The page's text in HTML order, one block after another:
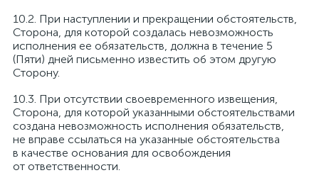
При наступлении и прекращении обстоятельств,
Сторона, для которой создалась невозможность
исполнения ее обязательств, должна в течение 5
(Пяти) дней письменно известить об этом другую
Сторону.
При отсутствии своевременного извещения,
Сторона, для которой указанными обстоятельствами
создана невозможность исполнения обязательств,
не вправе ссылаться на указанные обстоятельства
в качестве основания для освобождения
от ответственности.